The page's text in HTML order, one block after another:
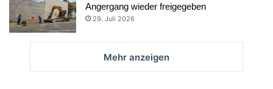
Angergang wieder freigegeben
29. Juli 2026
Mehr anzeigen